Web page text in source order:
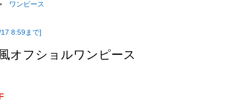
ワンピース
8:59まで]
オフショルワンピース